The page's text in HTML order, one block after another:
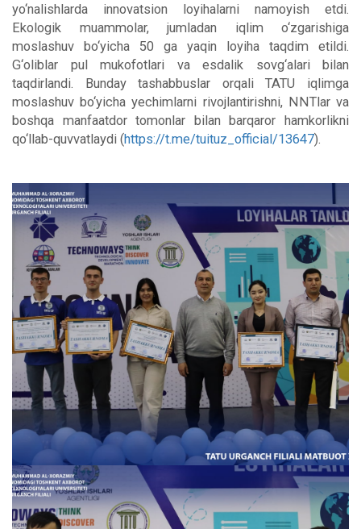
yo‘nalishlarda innovatsion loyihalarni namoyish etdi.
Ekologik muammolar, jumladan iqlim o‘zgarishiga
moslashuv bo‘yicha 50 ga yaqin loyiha taqdim etildi.
G‘oliblar pul mukofotlari va esdalik sovg‘alari bilan
taqdirlandi. Bunday tashabbuslar orqali TATU iqlimga
moslashuv bo‘yicha yechimlarni rivojlantirishni, NNTlar va
boshqa manfaatdor tomonlar bilan barqaror hamkorlikni
qo‘llab-quvvatlaydi (https://t.me/tuituz_official/13647).